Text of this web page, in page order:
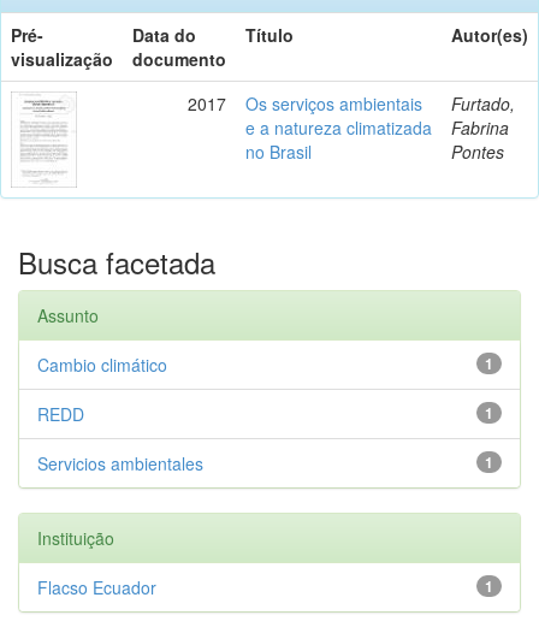
Pré-
visualização
Data do
documento
Título Autor(es)
2017
Os serviços ambientais
e a natureza climatizada
no Brasil
Furtado,
Fabrina
Pontes
Busca facetada
Assunto
1
Cambio climático
1
REDD
1
Servicios ambientales
Instituição
1
Flacso Ecuador